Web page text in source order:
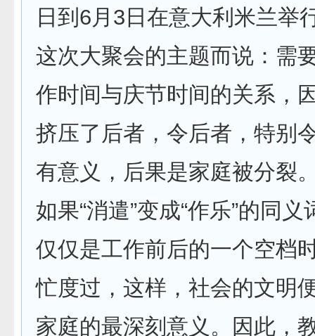
日到6月3日在意大利米兰举
这次大聚会的主题而说：需
作时间与庆节时间的关系，
挤压了后者，令后者，特别
有意义，后果是家庭被分裂
如果“消遣”变成“作乐”的同
仅仅是工作前后的一个空档
忙度过，这样，社会的文明
家庭的最深刻意义。因此，